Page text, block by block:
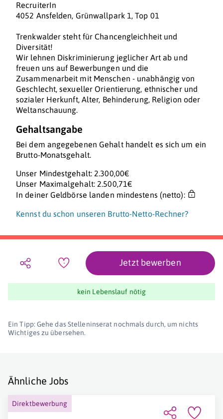
RecruiterIn
4052 Ansfelden, Grünwallpark 1, Top 01
Trenkwalder steht für Chancengleichheit und
Diversität!
Wir lehnen Diskriminierung jeglicher Art ab und
freuen uns auf Bewerbungen und die
Zusammenarbeit mit Menschen - unabhängig von
Geschlecht, sexueller Orientierung, ethnischer und
sozialer Herkunft, Alter, Behinderung, Religion oder
Weltanschauung.
Gehaltsangabe
Bei dem angegebenen Gehalt handelt es sich um ein
Brutto-Monatsgehalt.
Unser Mindestgehalt: 2.300,00€
Unser Maximalgehalt: 2.500,71€
In deiner Geldbörse landen mindestens (netto):
Kennst du schon unseren Brutto-Netto-Rechner?
Jetzt bewerben
kein Lebenslauf nötig
Ein Tipp: Gehe das Stelleninserat nochmals durch, um nichts
Wichtiges zu übersehen.
Ähnliche Jobs
Direktbewerbung